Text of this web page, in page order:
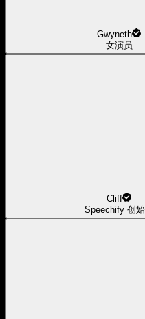
Gwyneth
女演员
Cliff
Speechify 创